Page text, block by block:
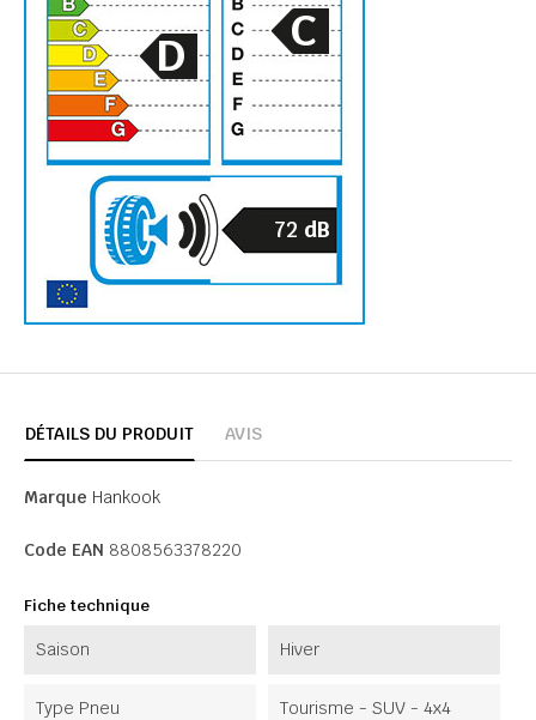
D C
72 dB
DÉTAILS DU PRODUIT AVIS
Marque Hankook
Code EAN 8808563378220
Fiche technique
Saison Hiver
Type Pneu Tourisme - SUV - 4x4